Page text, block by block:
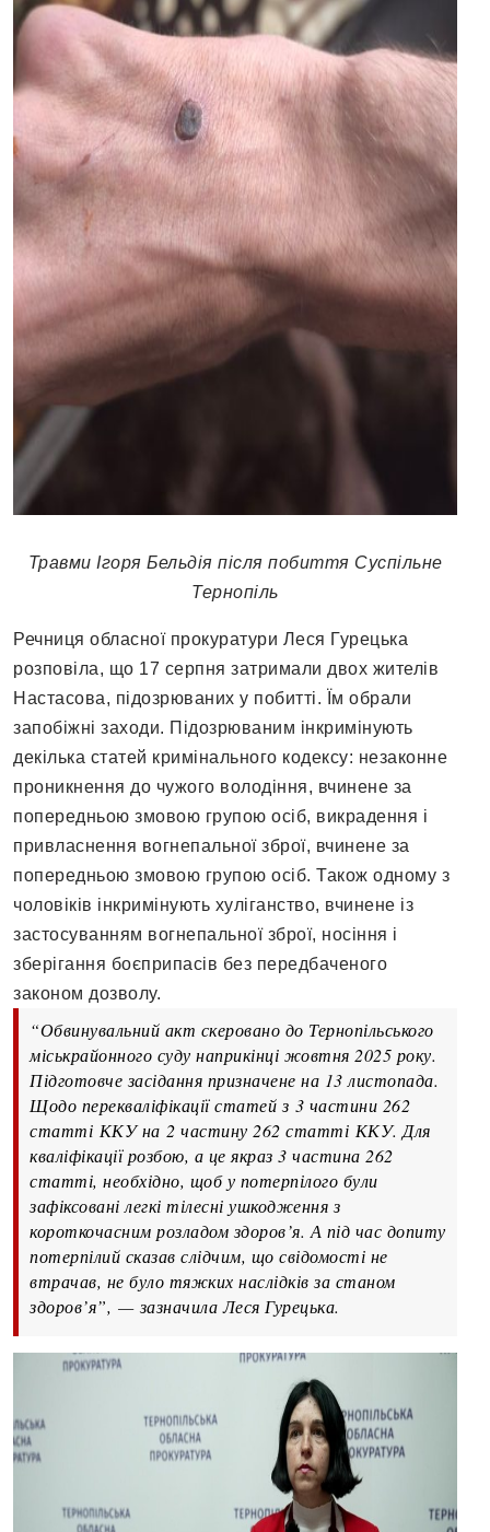
Травми Ігоря Бельдія після побиття Суспільне
Тернопіль
Речниця обласної прокуратури Леся Гурецька
розповіла, що 17 серпня затримали двох жителів
Настасова, підозрюваних у побитті. Їм обрали
запобіжні заходи. Підозрюваним інкримінують
декілька статей кримінального кодексу: незаконне
проникнення до чужого володіння, вчинене за
попередньою змовою групою осіб, викрадення і
привласнення вогнепальної зброї, вчинене за
попередньою змовою групою осіб. Також одному з
чоловіків інкримінують хуліганство, вчинене із
застосуванням вогнепальної зброї, носіння і
зберігання боєприпасів без передбаченого
законом дозволу.
“Обвинувальний акт скеровано до Тернопільського
міськрайонного суду наприкінці жовтня 2025 року.
Підготовче засідання призначене на 13 листопада.
Щодо перекваліфікації статей з 3 частини 262
статті ККУ на 2 частину 262 статті ККУ. Для
кваліфікації розбою, а це якраз 3 частина 262
статті, необхідно, щоб у потерпілого були
зафіксовані легкі тілесні ушкодження з
короткочасним розладом здоров’я. А під час допиту
потерпілий сказав слідчим, що свідомості не
втрачав, не було тяжких наслідків за станом
здоров’я”, —зазначила Леся Гурецька.